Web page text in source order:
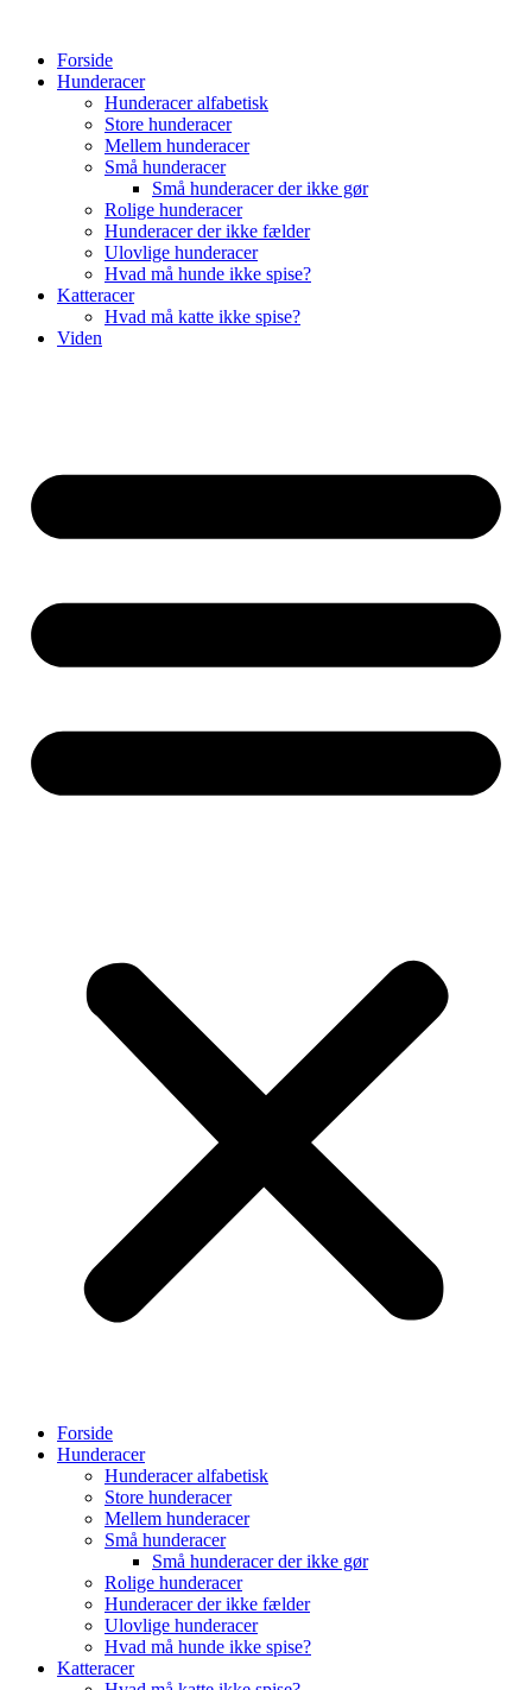
indholdForside
Hunderacer
Hunderacer alfabetisk
Store hunderacer
Mellem hunderacer
Små hunderacer
Små hunderacer der ikke gør
Rolige hunderacer
Hunderacer der ikke fælder
Ulovlige hunderacer
Hvad må hunde ikke spise?
Katteracer
Hvad må katte ikke spise?
Viden
Forside
Hunderacer
Hunderacer alfabetisk
Store hunderacer
Mellem hunderacer
Små hunderacer
Små hunderacer der ikke gør
Rolige hunderacer
Hunderacer der ikke fælder
Ulovlige hunderacer
Hvad må hunde ikke spise?
Katteracer